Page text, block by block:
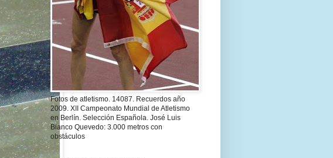
Fotos de atletismo. 14087. Recuerdos año
2009. XII Campeonato Mundial de Atletismo
en Berlín. Selección Española. José Luis
Blanco Quevedo: 3.000 metros con
obstáculos